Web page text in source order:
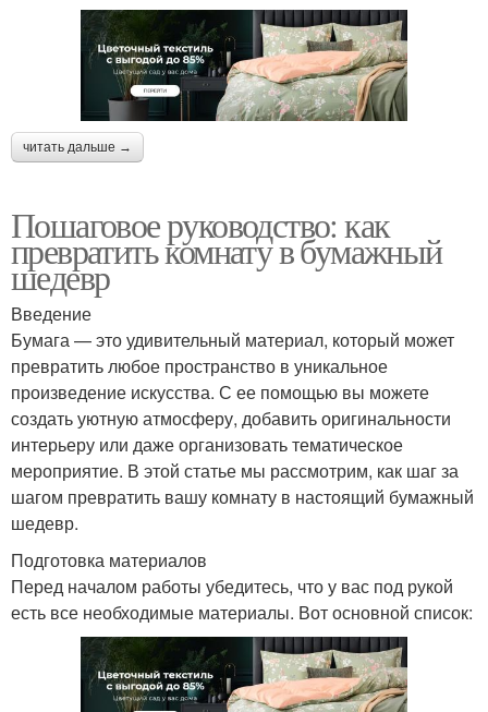
читать дальше →
Пошаговое руководство: как
превратить комнату в бумажный
шедевр
Введение
Бумага — это удивительный материал, который может
превратить любое пространство в уникальное
произведение искусства. С ее помощью вы можете
создать уютную атмосферу, добавить оригинальности
интерьеру или даже организовать тематическое
мероприятие. В этой статье мы рассмотрим, как шаг за
шагом превратить вашу комнату в настоящий бумажный
шедевр.
Подготовка материалов
Перед началом работы убедитесь, что у вас под рукой
есть все необходимые материалы. Вот основной список: